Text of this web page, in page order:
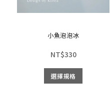
小魚泡泡冰
NT$330
選擇規格